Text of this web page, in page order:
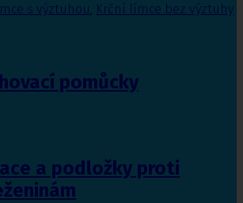
s výztuhou Krční límce bez výztuhy
pomůcky
a podložky proti